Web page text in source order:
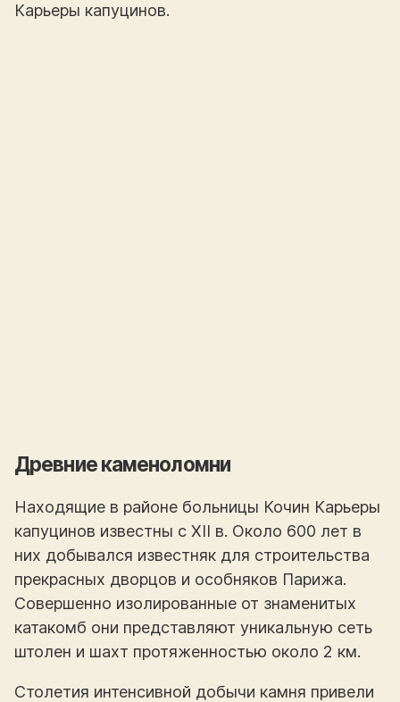
Карьеры капуцинов.
Древние каменоломни
Находящие в районе больницы Кочин Карьеры
капуцинов известны с XII в. Около 600 лет в
них добывался известняк для строительства
прекрасных дворцов и особняков Парижа.
Совершенно изолированные от знаменитых
катакомб они представляют уникальную сеть
штолен и шахт протяженностью около 2 км.
Столетия интенсивной добычи камня привели